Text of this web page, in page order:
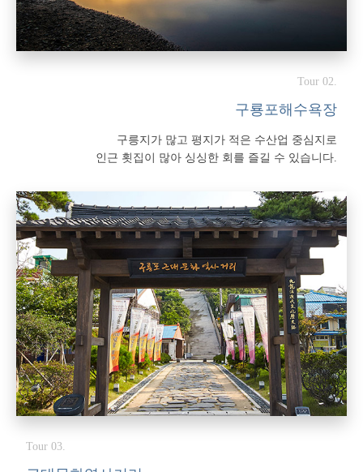
Tour 02.
구룡포해수욕장
구릉지가 많고 평지가 적은 수산업 중심지로
인근 횟집이 많아 싱싱한 회를 즐길 수 있습니다.
Tour 03.